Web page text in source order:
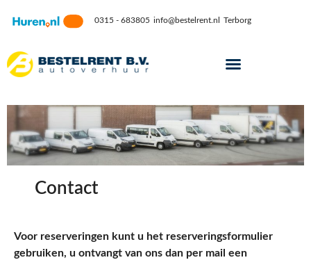
0315 - 683805 info@bestelrent.nl Terborg
Contact
Voor reserveringen kunt u het reserveringsformulier
gebruiken, u ontvangt van ons dan per mail een